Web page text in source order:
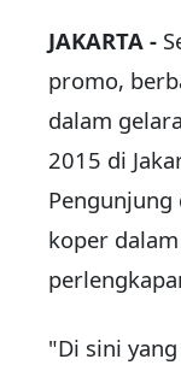
JAKARTA -
promo,
dalam
2015 di
koper
"Di sini